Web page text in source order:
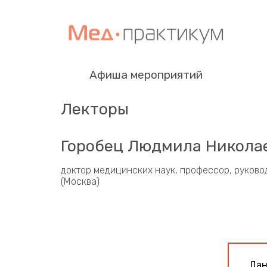
Афиша мероприятий
Лекторы
Горобец Людмила
доктор медицинских наук, профессор,
(Москва)